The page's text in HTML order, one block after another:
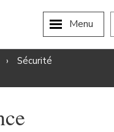
Menu
›
Sécurité